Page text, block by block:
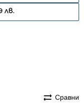
лв.
Сравни